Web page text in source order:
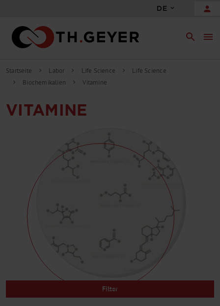
DE person
search menu
Startseite chevron_right Labor chevron_right Life Science chevron_right Life Science
chevron_right Biochemikalien chevron_right Vitamine
VITAMINE
Filter